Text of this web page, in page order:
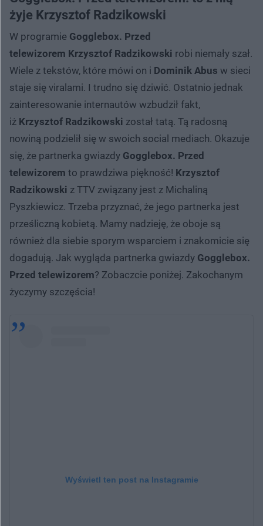
żyje Krzysztof Radzikowski
W programie Gogglebox. Przed
telewizorem Krzysztof Radzikowski robi niemały szał.
Wiele z tekstów, które mówi on i Dominik Abus w sieci
staje się viralami. I trudno się dziwić. Ostatnio jednak
zainteresowanie internautów wzbudził fakt,
iż Krzysztof Radzikowski został tatą. Tą radosną
nowiną podzielił się w swoich social mediach. Okazuje
się, że partnerka gwiazdy Gogglebox. Przed
telewizorem to prawdziwa piękność! Krzysztof
Radzikowski z TTV związany jest z Michaliną
Pyszkiewicz. Trzeba przyznać, że jego partnerka jest
prześliczną kobietą. Mamy nadzieję, że oboje są
również dla siebie sporym wsparciem i znakomicie się
dogadują. Jak wygląda partnerka gwiazdy Gogglebox.
Przed telewizorem? Zobaczcie poniżej. Zakochanym
życzymy szczęścia!
Wyświetl ten post na Instagramie